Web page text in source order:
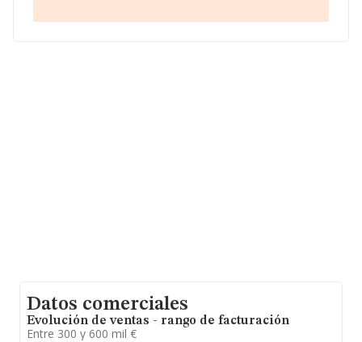
facturación alcanza la cifra de 10.426 millones de euros
Datos comerciales
Evolución de ventas - rango de facturación
Entre 300 y 600 mil €